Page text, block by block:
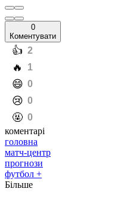
0
Коментувати
️👍 2
️🔥 1
️😄 0
️😢 0
️🤬 0
коментарі
головна
матч-центр
прогнози
футбол +
Більше